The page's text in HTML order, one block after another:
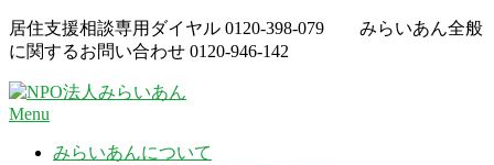
Skip
to
content
居住支援相談専用ダイヤル 0120-398-079
みらいあん全般
に関するお問い合わせ 0120-946-142
Menu
みらいあんについて